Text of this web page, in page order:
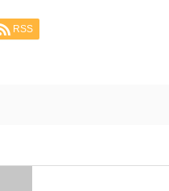
RSS